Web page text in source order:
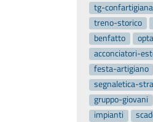
tg-
treno-storico
benfatto
opta
acconciatori-
festa-artigiano
segnaletica-
gruppo-giovani
impianti